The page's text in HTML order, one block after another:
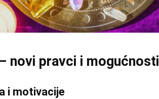
novi pravci i mogućnosti
i motivacije